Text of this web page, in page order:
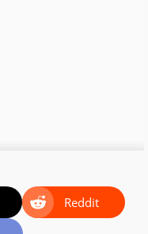
Reddit